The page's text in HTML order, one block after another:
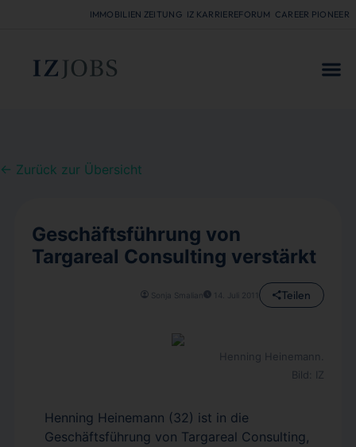
IMMOBILIEN ZEITUNG IZ KARRIEREFORUM CAREER PIONEER
← Zurück zur Übersicht
Geschäftsführung von
Targareal Consulting verstärkt
Sonja Smalian 14. Juli 2011 Teilen
Henning Heinemann.
Bild: IZ
Henning Heinemann (32) ist in die
Geschäftsführung von Targareal Consulting,